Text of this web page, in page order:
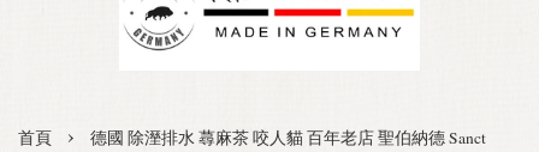
首頁 ›
德國 除溼排水 蕁麻茶 咬人貓 百年老店 聖伯納德 Sanct